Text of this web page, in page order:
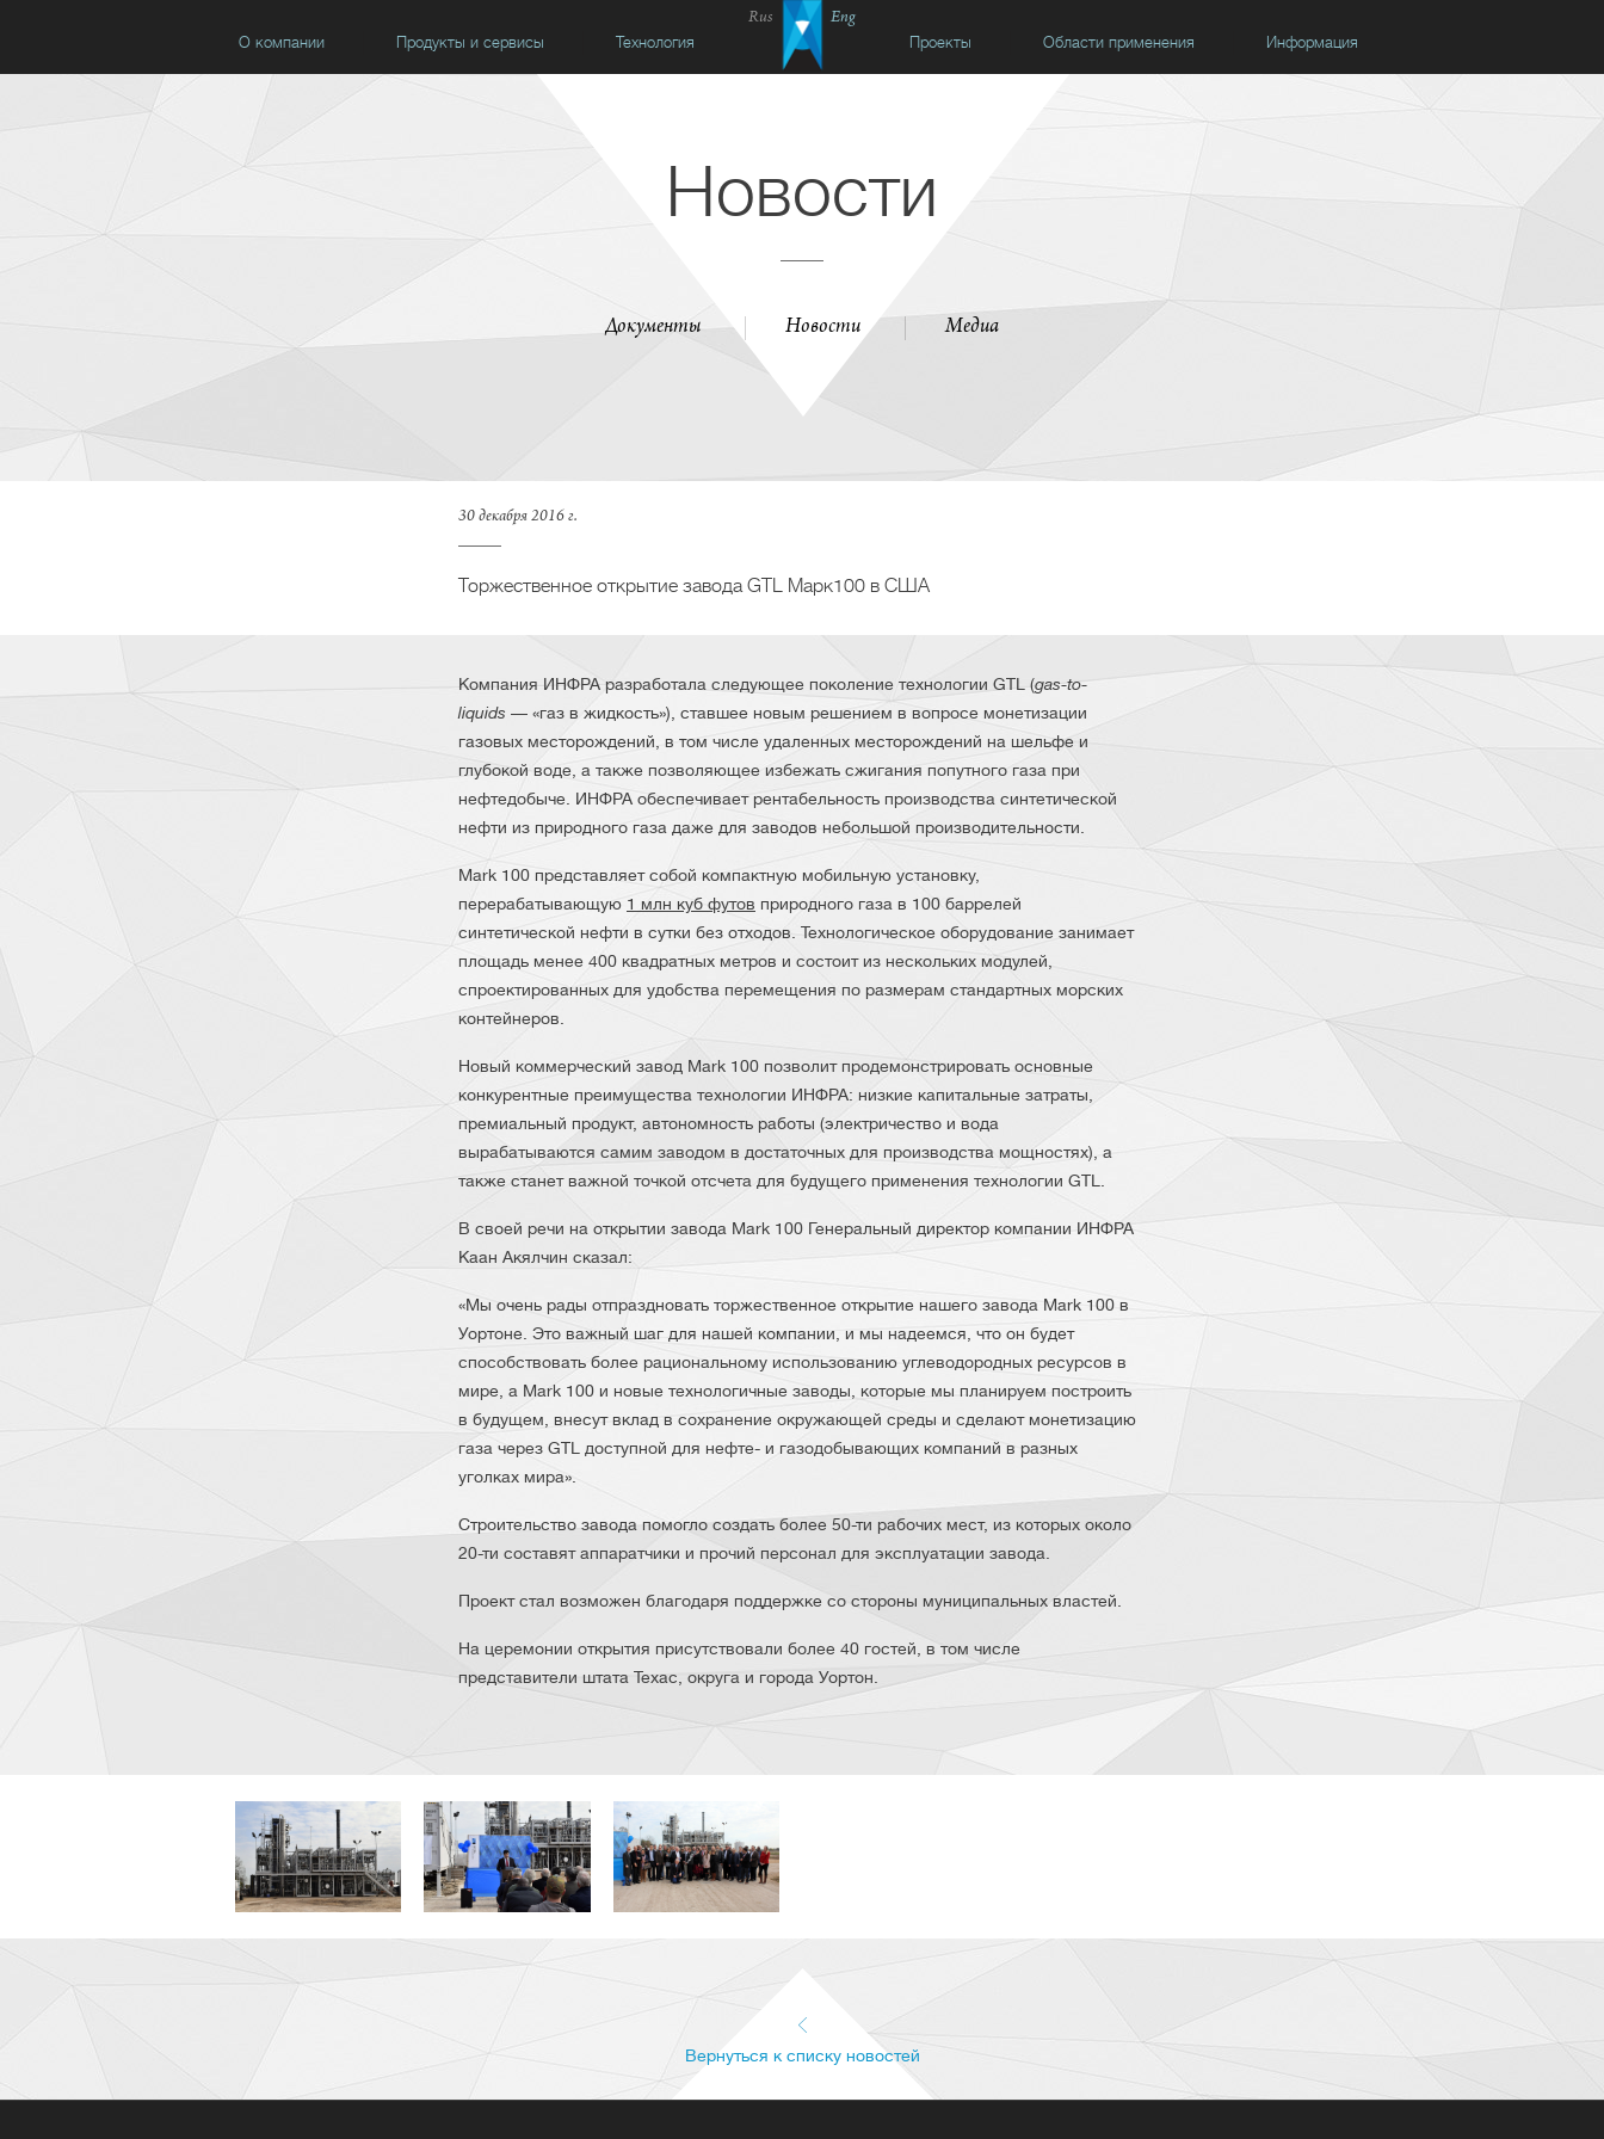
Rus
Eng
О компании
Продукты и сервисы Технология Проекты Области применения Информация
Новости
Документы Новости Медиа
30 декабря 2016 г.
Торжественное открытие завода GTL Марк100 в США
Компания ИНФРА разработала следующее поколение технологии GTL (gas-to-
liquids — «газ в жидкость»), ставшее новым решением в вопросе монетизации
газовых месторождений, в том числе удаленных месторождений на шельфе и
глубокой воде, а также позволяющее избежать сжигания попутного газа при
нефтедобыче. ИНФРА обеспечивает рентабельность производства синтетической
нефти из природного газа даже для заводов небольшой производительности.
Mark 100 представляет собой компактную мобильную установку,
перерабатывающую 1 млн куб футов природного газа в 100 баррелей
синтетической нефти в сутки без отходов. Технологическое оборудование занимает
площадь менее 400 квадратных метров и состоит из нескольких модулей,
спроектированных для удобства перемещения по размерам стандартных морских
контейнеров.
Новый коммерческий завод Mark 100 позволит продемонстрировать основные
конкурентные преимущества технологии ИНФРА: низкие капитальные затраты,
премиальный продукт, автономность работы (электричество и вода
вырабатываются самим заводом в достаточных для производства мощностях), а
также станет важной точкой отсчета для будущего применения технологии GTL.
В своей речи на открытии завода Mark 100 Генеральный директор компании ИНФРА
Каан Акялчин сказал:
«Мы очень рады отпраздновать торжественное открытие нашего завода Mark 100 в
Уортоне. Это важный шаг для нашей компании, и мы надеемся, что он будет
способствовать более рациональному использованию углеводородных ресурсов в
мире, а Mark 100 и новые технологичные заводы, которые мы планируем построить
в будущем, внесут вклад в сохранение окружающей среды и сделают монетизацию
газа через GTL доступной для нефте- и газодобывающих компаний в разных
уголках мира».
Строительство завода помогло создать более 50-ти рабочих мест, из которых около
20-ти составят аппаратчики и прочий персонал для эксплуатации завода.
Проект стал возможен благодаря поддержке со стороны муниципальных властей.
На церемонии открытия присутствовали более 40 гостей, в том числе
представители штата Техас, округа и города Уортон.
Вернуться к списку новостей